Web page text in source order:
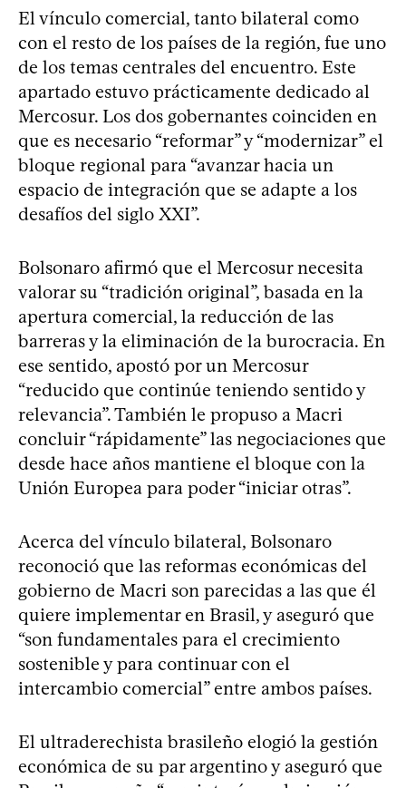
El vínculo comercial, tanto bilateral como
con el resto de los países de la región, fue uno
de los temas centrales del encuentro. Este
apartado estuvo prácticamente dedicado al
Mercosur. Los dos gobernantes coinciden en
que es necesario “reformar” y “modernizar” el
bloque regional para “avanzar hacia un
espacio de integración que se adapte a los
desafíos del siglo XXI”.
Bolsonaro afirmó que el Mercosur necesita
valorar su “tradición original”, basada en la
apertura comercial, la reducción de las
barreras y la eliminación de la burocracia. En
ese sentido, apostó por un Mercosur
“reducido que continúe teniendo sentido y
relevancia”. También le propuso a Macri
concluir “rápidamente” las negociaciones que
desde hace años mantiene el bloque con la
Unión Europea para poder “iniciar otras”.
Acerca del vínculo bilateral, Bolsonaro
reconoció que las reformas económicas del
gobierno de Macri son parecidas a las que él
quiere implementar en Brasil, y aseguró que
“son fundamentales para el crecimiento
sostenible y para continuar con el
intercambio comercial” entre ambos países.
El ultraderechista brasileño elogió la gestión
económica de su par argentino y aseguró que